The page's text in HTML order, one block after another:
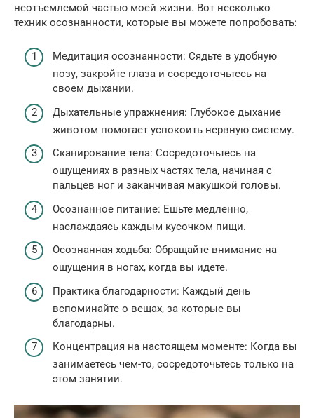
неотъемлемой частью моей жизни. Вот несколько
техник осознанности, которые вы можете попробовать:
Медитация осознанности: Сядьте в удобную
позу, закройте глаза и сосредоточьтесь на
своем дыхании.
Дыхательные упражнения: Глубокое дыхание
животом помогает успокоить нервную систему.
Сканирование тела: Сосредоточьтесь на
ощущениях в разных частях тела, начиная с
пальцев ног и заканчивая макушкой головы.
Осознанное питание: Ешьте медленно,
наслаждаясь каждым кусочком пищи.
Осознанная ходьба: Обращайте внимание на
ощущения в ногах, когда вы идете.
Практика благодарности: Каждый день
вспоминайте о вещах, за которые вы
благодарны.
Концентрация на настоящем моменте: Когда вы
занимаетесь чем-то, сосредоточьтесь только на
этом занятии.